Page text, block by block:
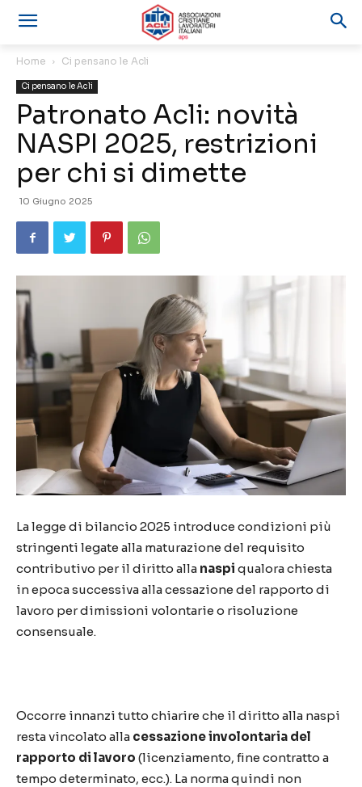
Home Ci pensano le Acli
Ci pensano le Acli
Patronato Acli: novità
NASPI 2025, restrizioni
per chi si dimette
10 Giugno 2025
La legge di bilancio 2025 introduce condizioni più
stringenti legate alla maturazione del requisito
contributivo per il diritto alla naspi qualora chiesta
in epoca successiva alla cessazione del rapporto di
lavoro per dimissioni volontarie o risoluzione
consensuale.
Occorre innanzi tutto chiarire che il diritto alla naspi
resta vincolato alla cessazione involontaria del
rapporto di lavoro (licenziamento, fine contratto a
tempo determinato, ecc.). La norma quindi non